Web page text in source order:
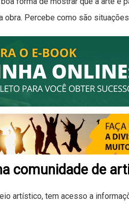
obra. Percebe como são
comunidade de
artístico, tem acesso a